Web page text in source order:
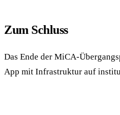
Zum Schluss
Das Ende der MiCA-
App mit Infrastruktur auf